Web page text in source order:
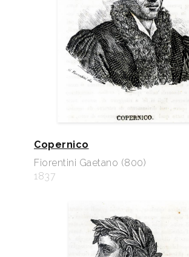
Copernico
Fiorentini Gaetano (800)
1837